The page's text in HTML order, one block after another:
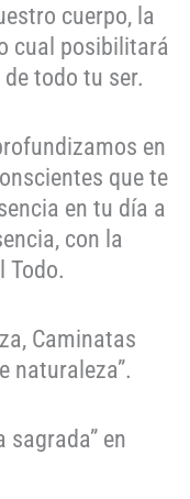
cuerpo, la
cual posibilitará
todo tu ser.
en
que te
en tu día a
con la
Todo.
Caminatas
naturaleza”.
sagrada” en